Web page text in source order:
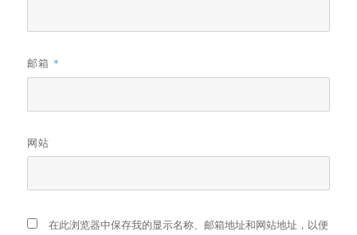
邮箱 *
网站
在此浏览器中保存我的显示名称、邮箱地址和网站地址，以便